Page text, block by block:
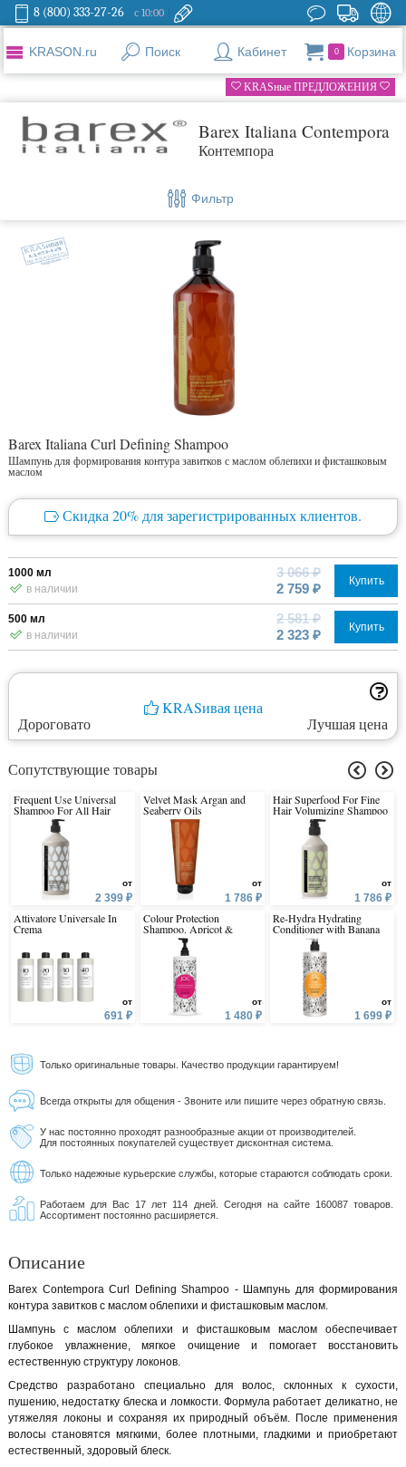
8 (800) 333-27-26 с 10:00
KRASON.ru Поиск Кабинет 0 Корзина
KRASные ПРЕДЛОЖЕНИЯ
Barex Italiana Contempora
Контемпора
Фильтр
Barex Italiana Curl Defining Shampoo
Шампунь для формирования контура завитков с маслом облепихи и фисташковым
маслом
Скидка 20% для зарегистрированных клиентов.
1000 мл
в наличии
3 066 ₽
2 759 ₽
Купить
500 мл
в наличии
2 581 ₽
2 323 ₽
Купить
KRASивая цена
Дороговато
Лучшая цена
Сопутствующие товары
Frequent Use Universal
Shampoo For All Hair
от
2 399 ₽
Attivatore Universale In
Crema
от
691 ₽
Velvet Mask Argan and
Seaberry Oils
от
1 786 ₽
Colour Protection
Shampoo. Apricot &
Almond
от
1 480 ₽
Hair Superfood For Fine
Hair Volumizing Shampoo
от
1 786 ₽
Re-Hydra Hydrating
Conditioner with Banana
Flower and Giant Kelp
от
1 699 ₽
Только оригинальные товары. Качество продукции гарантируем!
Всегда открыты для общения - Звоните или пишите через обратную связь.
У нас постоянно проходят разнообразные акции от производителей.
Для постоянных покупателей существует дисконтная система.
Только надежные курьерские службы, которые стараются соблюдать сроки.
Работаем для Вас 17 лет 114 дней. Сегодня на сайте 160087 товаров.
Ассортимент постоянно расширяется.
Описание
Barex Contempora Curl Defining Shampoo - Шампунь для формирования
контура завитков с маслом облепихи и фисташковым маслом.
Шампунь с маслом облепихи и фисташковым маслом обеспечивает
глубокое увлажнение, мягкое очищение и помогает восстановить
естественную структуру локонов.
Средство разработано специально для волос, склонных к сухости,
пушению, недостатку блеска и ломкости. Формула работает деликатно, не
утяжеляя локоны и сохраняя их природный объём. После применения
волосы становятся мягкими, более плотными, гладкими и приобретают
естественный, здоровый блеск.